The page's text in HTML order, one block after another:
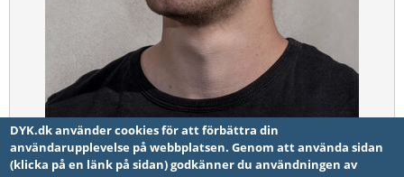
DYK mössan, medium NY!
DYK.dk använder cookies för att förbättra din
användarupplevelse på webbplatsen. Genom att använda sidan
(klicka på en länk på sidan) godkänner du användningen av